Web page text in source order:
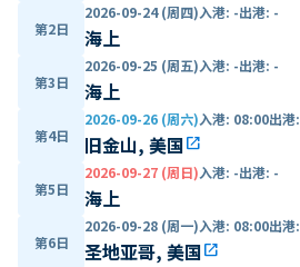
第2日
2026-09-24 (周四)入港: -出港: -
海上
第3日
2026-09-25 (周五)入港: -出港: -
海上
第4日
2026-09-26 (周六)入港: 08:00出港:
旧金山, 美国open_in_new
第5日
2026-09-27 (周日)入港: -出港: -
海上
第6日
2026-09-28 (周一)入港: 08:00出港:
圣地亚哥, 美国open_in_new